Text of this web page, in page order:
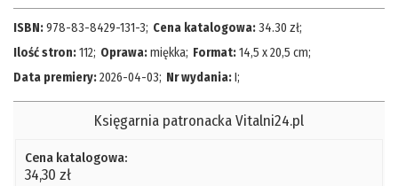
ISBN:978-83-8429-131-3; Cena katalogowa:34.30 zł;
Ilość stron:112; Oprawa:miękka; Format:14,5 x 20,5 cm;
Data premiery:2026-04-03; Nr wydania:I;
Księgarnia patronacka Vitalni24.pl
Cena katalogowa:
34,30 zł